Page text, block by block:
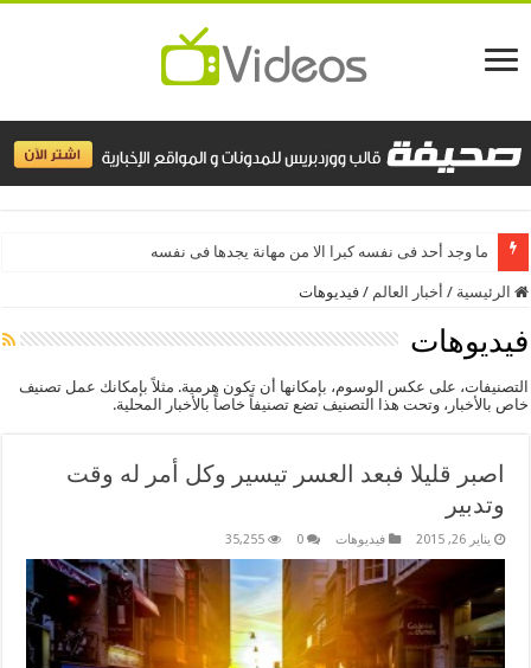
ما وجد أحد فى نفسه كبرا الا من مهانة يجدها فى نفسه
الرئيسية / أخبار العالم / فيديوهات
فيديوهات
التصنيفات، على عكس الوسوم، بإمكانها أن تكون هرمية. مثلاً بإمكانك عمل تصنيف
خاص بالأخبار، وتحت هذا التصنيف تضع تصنيفاً خاصاً بالأخبار المحلية.
اصبر قليلا فبعد العسر تيسير وكل أمر له وقت
وتدبير
يناير 26, 2015 فيديوهات 0
35,255